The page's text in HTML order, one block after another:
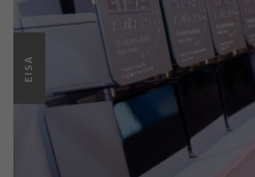
EISA